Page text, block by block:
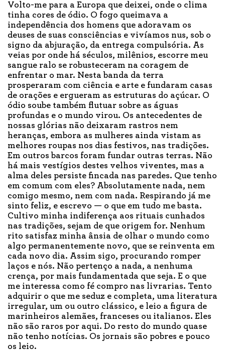
Volto-me para a Europa que deixei, onde o clima
tinha cores de ódio. O fogo queimava a
independência dos homens que adoravam os
deuses de suas consciências e vivíamos nus, sob o
signo da abjuração, da entrega compulsória. As
veias por onde há séculos, milênios, escorre meu
sangue ralo se robusteceram na coragem de
enfrentar o mar. Nesta banda da terra
prosperaram com ciência e arte e fundaram casas
de orações e ergueram as estruturas do açúcar. O
ódio soube também flutuar sobre as águas
profundas e o mundo virou. Os antecedentes de
nossas glórias não deixaram rastros nem
heranças, embora as mulheres ainda vistam as
melhores roupas nos dias festivos, nas tradições.
Em outros barcos foram fundar outras terras. Não
há mais vestígios destes velhos viventes, mas a
alma deles persiste fincada nas paredes. Que tenho
em comum com eles? Absolutamente nada, nem
comigo mesmo, nem com nada. Respirando já me
sinto feliz, e escrevo — o que em tudo me basta.
Cultivo minha indiferença aos rituais cunhados
nas tradições, sejam de que origem for. Nenhum
rito satisfaz minha ânsia de olhar o mundo como
algo permanentemente novo, que se reinventa em
cada novo dia. Assim sigo, procurando romper
laços e nós. Não pertenço a nada, a nenhuma
crença, por mais fundamentada que seja. E o que
me interessa como fé compro nas livrarias. Tento
adquirir o que me seduz e completa, uma literatura
irregular, um ou outro clássico, e leio a figura de
marinheiros alemães, franceses ou italianos. Eles
não são raros por aqui. Do resto do mundo quase
não tenho notícias. Os jornais são pobres e pouco
os leio.